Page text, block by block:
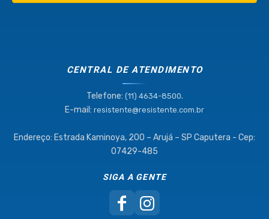
CENTRAL DE ATENDIMENTO
Telefone: (11) 4634-8500.
E-mail: resistente@resistente.com.br
Endereço: Estrada Kaminoya, 200 – Arujá – SP Caputera - Cep:
07429-485
SIGA A GENTE